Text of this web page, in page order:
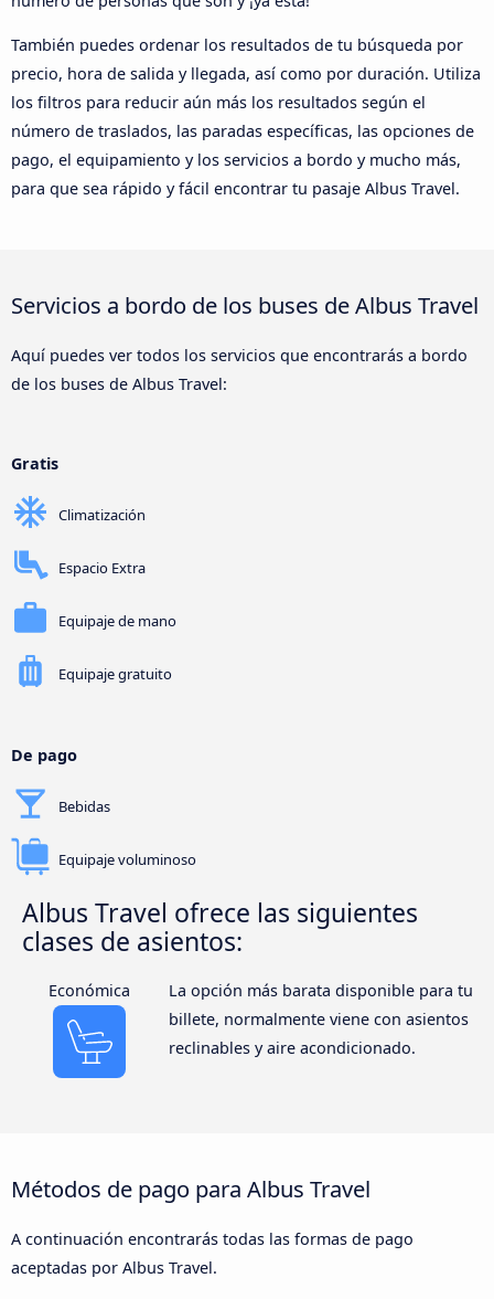
También puedes ordenar los resultados de tu búsqueda por
precio, hora de salida y llegada, así como por duración. Utiliza
los filtros para reducir aún más los resultados según el
número de traslados, las paradas específicas, las opciones de
pago, el equipamiento y los servicios a bordo y mucho más,
para que sea rápido y fácil encontrar tu pasaje Albus Travel.
Servicios a bordo de los buses de Albus Travel
Aquí puedes ver todos los servicios que encontrarás a bordo
de los buses de Albus Travel:
Gratis
Climatización
Espacio Extra
Equipaje de mano
Equipaje gratuito
De pago
Bebidas
Equipaje voluminoso
Albus Travel ofrece las siguientes
clases de asientos:
Económica
La opción más barata disponible para tu
billete, normalmente viene con asientos
reclinables y aire acondicionado.
Métodos de pago para Albus Travel
A continuación encontrarás todas las formas de pago
aceptadas por Albus Travel.